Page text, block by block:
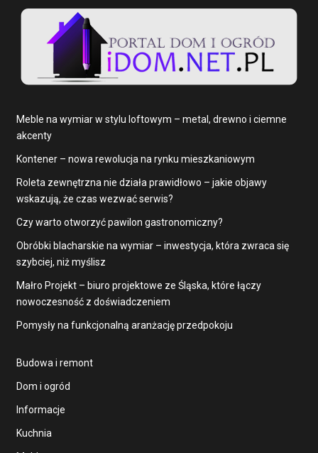
Meble na wymiar w stylu loftowym – metal, drewno i ciemne
akcenty
Kontener – nowa rewolucja na rynku mieszkaniowym
Roleta zewnętrzna nie działa prawidłowo – jakie objawy
wskazują, że czas wezwać serwis?
Czy warto otworzyć pawilon gastronomiczny?
Obróbki blacharskie na wymiar – inwestycja, która zwraca się
szybciej, niż myślisz
Małro Projekt – biuro projektowe ze Śląska, które łączy
nowoczesność z doświadczeniem
Pomysły na funkcjonalną aranżację przedpokoju
Budowa i remont
Dom i ogród
Informacje
Kuchnia